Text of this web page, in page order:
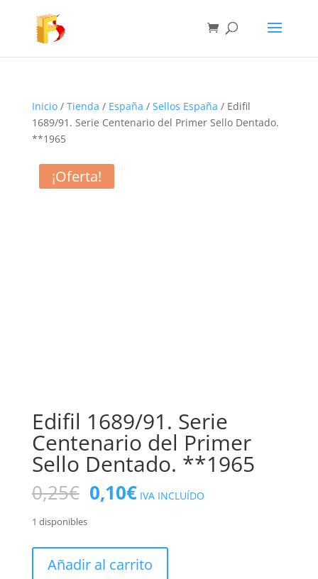
Inicio/ Tienda / España / Sellos España / Edifil
1689/91. Serie Centenario del Primer Sello Dentado.
**1965
¡Oferta!
Edifil 1689/91. Serie
Centenario del Primer
Sello Dentado. **1965
0,25€ El
precio
era:
0,25€.
0,10€El
precio
es:
0,10€.
IVA INCLUÍDO
1 disponibles
1689/91.
Añadir al carrito